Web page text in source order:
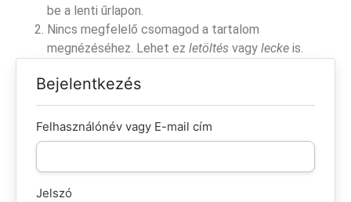
be a lenti űrlapon.
Nincs megfelelő csomagod a tartalom
megnézéséhez. Lehet ez letöltés vagy lecke is.
Bejelentkezés
Felhasználónév vagy E-mail cím
Jelszó